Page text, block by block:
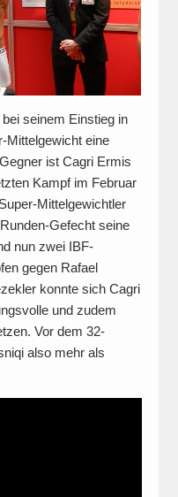
seinem Einstieg in
Mittelgewicht eine
ist Cagri Ermis
Kampf im Februar
Mittelgewichtler
Gefecht seine
nun zwei IBF-
gegen Rafael
konnte sich Cagri
und zudem
Vor dem 32-
also mehr als